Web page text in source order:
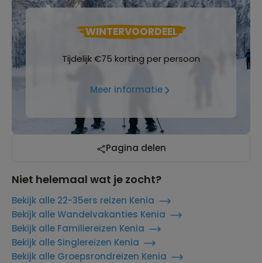
WINTERVOORDEEL
Tijdelijk €75 korting per persoon
Meer informatie
Pagina delen
Niet helemaal wat je zocht?
Bekijk alle 22-35ers reizen Kenia
Bekijk alle Wandelvakanties Kenia
Bekijk alle Familiereizen Kenia
Bekijk alle Singlereizen Kenia
Bekijk alle Groepsrondreizen Kenia